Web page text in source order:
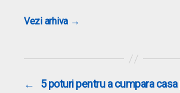
Vezi arhiva →
←
5 poturi pentru a cumpara